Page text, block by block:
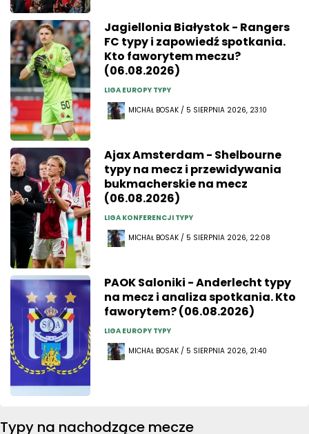
Jagiellonia Białystok - Rangers
FC typy i zapowiedź spotkania.
Kto faworytem meczu?
(06.08.2026)
LIGA EUROPY TYPY
MICHAŁ BOSAK / 5 SIERPNIA 2026, 23:10
Ajax Amsterdam - Shelbourne
typy na mecz i przewidywania
bukmacherskie na mecz
(06.08.2026)
LIGA KONFERENCJI TYPY
MICHAŁ BOSAK / 5 SIERPNIA 2026, 22:08
PAOK Saloniki - Anderlecht typy
na mecz i analiza spotkania. Kto
faworytem? (06.08.2026)
LIGA EUROPY TYPY
MICHAŁ BOSAK / 5 SIERPNIA 2026, 21:40
Typy na nachodzące mecze